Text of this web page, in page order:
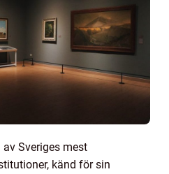
Sveriges mest
känd för sin